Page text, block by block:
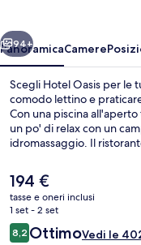
Avanti
94+
PanoramicaCamere
Scegli Hotel Oasis per le
comodo lettino e
Con una piscina
un po' di relax con un
idromassaggio. Il
bar/lounge. Gli altri punti
bordo piscina, una
Il
prezzo
attuale
è
194 €
194 €
tasse e oneri inclusi
1 set - 2 set
Recensioni
8,28,2 su 10
OttimoVedi le